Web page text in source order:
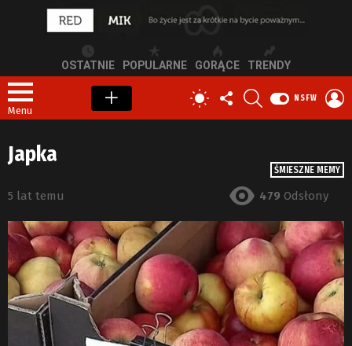
OSTATNIE POPULARNE GORĄCE TRENDY
Menu
PRZEŁĄCZ
SKÓRKĘ
OBSERWUJ
NAS
NSFW
ŚMIESZNE MEMY
Japka
5 lat temu 479 Odsłony